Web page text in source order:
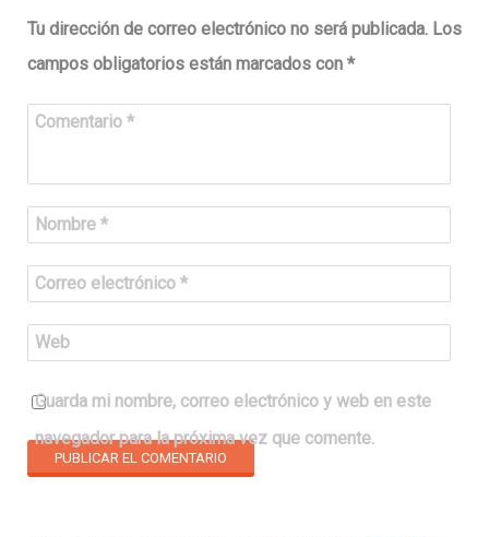
Tu dirección de correo electrónico no será publicada. Los
campos obligatorios están marcados con *
Comentario *
Nombre *
Correo electrónico *
Web
Guarda mi nombre, correo electrónico y web en este
navegador para la próxima vez que comente.